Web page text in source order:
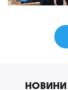
НОВИНИ